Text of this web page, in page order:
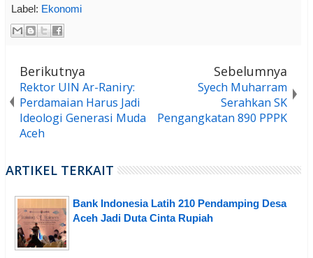
Label: Ekonomi
Berikutnya
Rektor UIN Ar-Raniry:
Perdamaian Harus Jadi
Ideologi Generasi Muda
Aceh
Sebelumnya
Syech Muharram
Serahkan SK
Pengangkatan 890 PPPK
ARTIKEL TERKAIT
Bank Indonesia Latih 210 Pendamping Desa
Aceh Jadi Duta Cinta Rupiah